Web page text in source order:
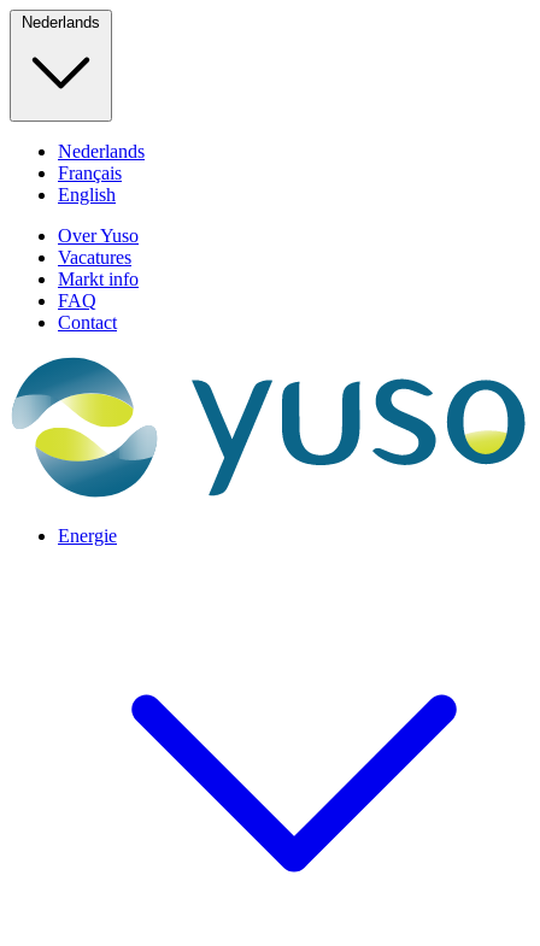
Nederlands
Nederlands
Français
English
Over Yuso
Vacatures
Markt info
FAQ
Contact
Energie